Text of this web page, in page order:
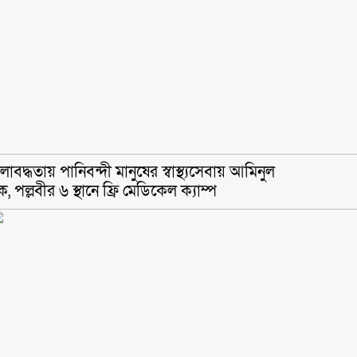
পানিবন্দী মানুষের স্বাস্থ্যসেবায় আমিনুল
পল্লবীর ৬ স্থানে ফ্রি মেডিকেল ক্যাম্প